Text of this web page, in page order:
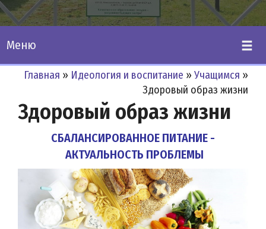
Меню
Главная » Идеология и воспитание » Учащимся »
Здоровый образ жизни
Здоровый образ жизни
СБАЛАНСИРОВАННОЕ ПИТАНИЕ -
АКТУАЛЬНОСТЬ ПРОБЛЕМЫ